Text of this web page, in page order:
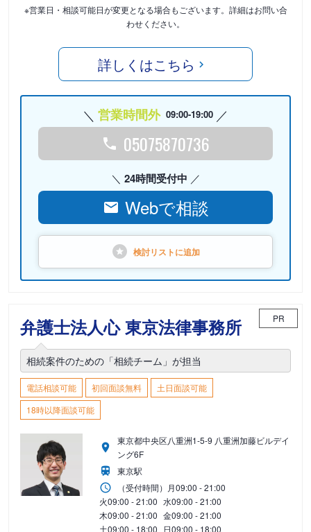
※営業日・相談可能日が変更となる場合もございます。詳細はお問い合
わせください。
詳しくはこちら
営業時間外 09:00-19:00
05075870736
24時間受付中
Webで相談
検討リストに追加
弁護士法人心 東京法律事務所 PR
相続案件のための「相続チーム」が担当
電話相談可能 初回面談無料
土日面談可能
18時以降面談可能
東京都中央区八重洲1-5-9 八重洲加藤ビルデイ
ング6F
東京駅
（受付時間） 月09:00 - 21:00
火09:00 - 21:00 水09:00 - 21:00
木09:00 - 21:00 金09:00 - 21:00
土09:00 - 18:00 日09:00 - 18:00